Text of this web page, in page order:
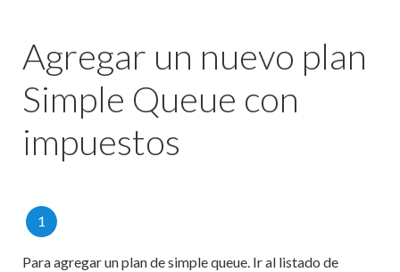
Agregar un nuevo plan
Simple Queue con
impuestos
1
Para agregar un plan de simple queue. Ir al listado de